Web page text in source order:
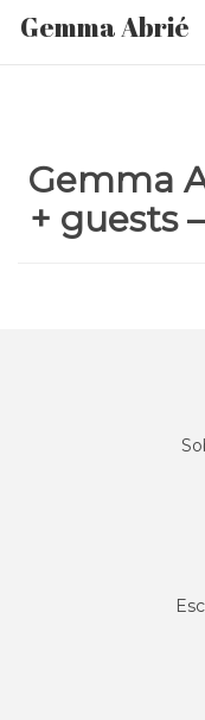
Gemma Abrié
Gemma
+ guests